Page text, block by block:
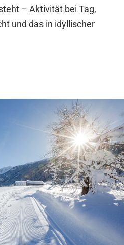
– Aktivität bei Tag,
und das in idyllischer